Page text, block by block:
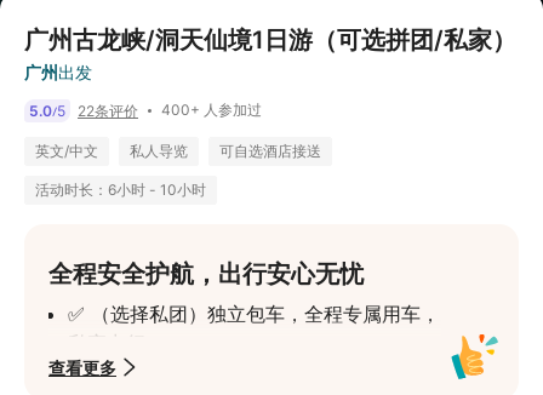
广州古龙峡/洞天仙境1日游（可选拼团/私家）
广州出发
5.0/5 22条评价 400+ 人参加过
英文/中文 私人导览 可自选酒店接送
活动时长：6小时 - 10小时
全程安全护航，出行安心无忧
✅ （选择私团）独立包车，全程专属用车，
私密出行
✅ （选择拼车）省钱天花板，小车拼车游(2
查看更多